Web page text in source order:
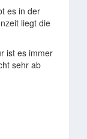
es in der
liegt die
ist es immer
sehr ab